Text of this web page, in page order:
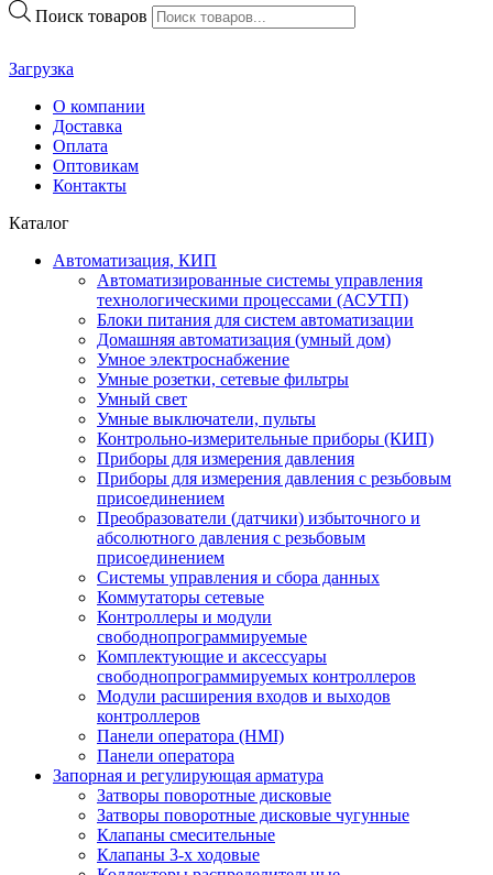
Поиск товаров
Загрузка
О компании
Доставка
Оплата
Оптовикам
Контакты
Каталог
Автоматизация, КИП
Автоматизированные системы управления
технологическими процессами (АСУТП)
Блоки питания для систем автоматизации
Домашняя автоматизация (умный дом)
Умное электроснабжение
Умные розетки, сетевые фильтры
Умный свет
Умные выключатели, пульты
Контрольно-измерительные приборы (КИП)
Приборы для измерения давления
Приборы для измерения давления с резьбовым
присоединением
Преобразователи (датчики) избыточного и
абсолютного давления с резьбовым
присоединением
Системы управления и сбора данных
Коммутаторы сетевые
Контроллеры и модули
свободнопрограммируемые
Комплектующие и аксессуары
свободнопрограммируемых контроллеров
Модули расширения входов и выходов
контроллеров
Панели оператора (HMI)
Панели оператора
Запорная и регулирующая арматура
Затворы поворотные дисковые
Затворы поворотные дисковые чугунные
Клапаны смесительные
Клапаны 3-х ходовые